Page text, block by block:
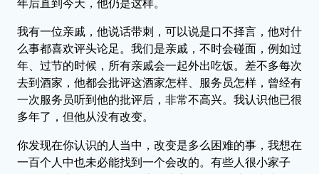
年后直到今天，他仍是这样。
我有一位亲戚，他说话带刺，可以说是口不择言，他对什
么事都喜欢评头论足。我们是亲戚，不时会碰面，例如过
年、过节的时候，所有亲戚会一起外出吃饭。差不多每次
去到酒家，他都会批评这酒家怎样、服务员怎样，曾经有
一次服务员听到他的批评后，非常不高兴。我认识他已很
多年了，但他从没有改变。
你发现在你认识的人当中，改变是多么困难的事，我想在
一百个人中也未必能找到一个会改的。有些人很小家子